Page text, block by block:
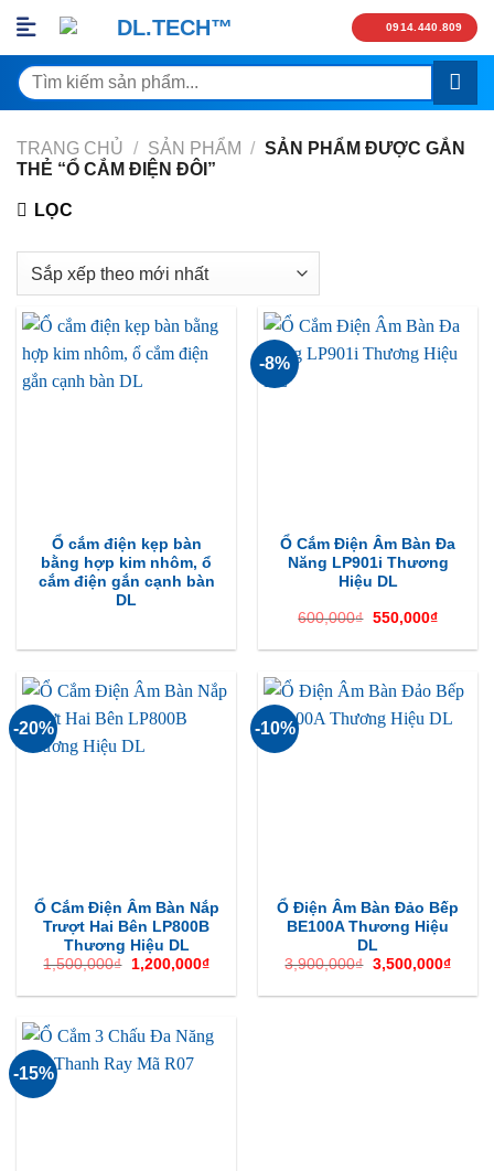
Skip
content
0914.440.809
Tìm
kiếm:
TRANG CHỦ / SẢN PHẨM / SẢN PHẨM ĐƯỢC GẮN
THẺ “Ổ CẮM ĐIỆN ĐÔI”
LỌC
Ổ cắm điện kẹp bàn
bằng hợp kim nhôm, ổ
cắm điện gắn cạnh bàn
DL
-8%
Ổ Cắm Điện Âm Bàn Đa
Năng LP901i Thương
Hiệu DL
600,000₫ Giá
gốc
600,000₫.
550,000₫Giá
hiện
là:
-20%
Ổ Cắm Điện Âm Bàn Nắp
Trượt Hai Bên LP800B
Thương Hiệu DL
1,500,000₫ Giá
gốc
1,500,000₫.
1,200,000₫Giá
hiện
là:
1,200,000₫.
-10%
Ổ Điện Âm Bàn Đảo Bếp
BE100A Thương Hiệu
DL
3,900,000₫ Giá
gốc
3,900,000₫.
3,500,000₫Giá
hiện
là:
-15%